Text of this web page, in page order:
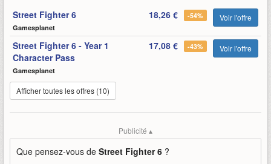
Street Fighter 6
Gamesplanet
18,26 € -54% Voir l'offre
Street Fighter 6 - Year 1
Character Pass
Gamesplanet
17,08 € -43% Voir l'offre
Afficher toutes les offres (10)
Publicité ▴
Que pensez-vous de Street Fighter 6 ?